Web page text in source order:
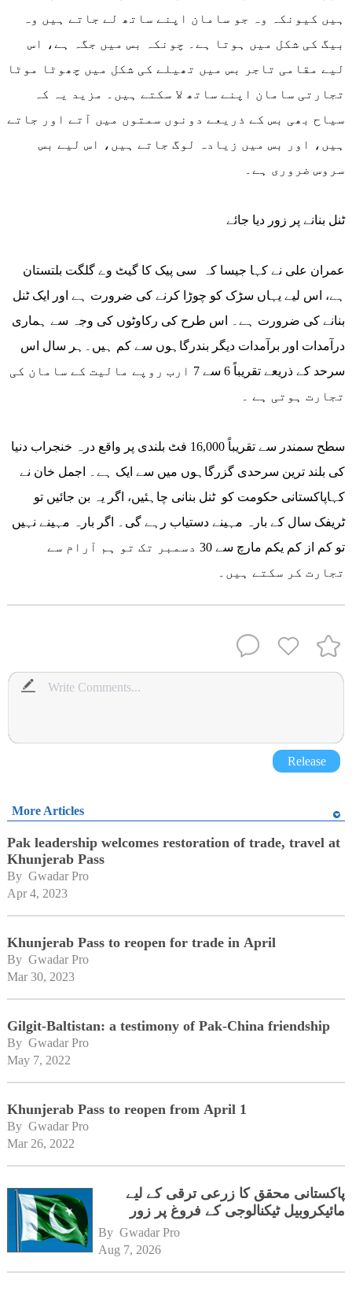
ہیں کیونکہ وہ جو سامان اپنے ساتھ لے جاتے ہیں وہ
بیگ کی شکل میں ہوتا ہے۔ چونکہ بس میں جگہ ہے، اس
لیے مقامی تاجر بس میں تھیلے کی شکل میں چھوٹا موٹا
تجارتی سامان اپنے ساتھ لا سکتے ہیں۔ مزید یہ کہ
سیاح بھی بس کے ذریعے دونوں سمتوں میں آتے اور جاتے
ہیں، اور بس میں زیادہ لوگ جاتے ہیں، اس لیے بس
سروس ضروری ہے۔
ٹنل بنانے پر زور دیا جائے
عمران علی نے کہا جیسا کہ سی پیک کا گیٹ وے گلگت بلتستان
ہے، اس لیے یہاں سڑک کو چوڑا کرنے کی ضرورت ہے اور ایک ٹنل
بنانے کی ضرورت ہے۔ اس طرح کی رکاوٹوں کی وجہ سے ہماری
درآمدات اور برآمدات دیگر بندرگاہوں سے کم ہیں۔ہر سال اس
سرحد کے ذریعے تقریباً 6 سے 7 ارب روپے مالیت کے سامان کی
تجارت ہوتی ہے ۔
سطح سمندر سے تقریباً 16,000 فٹ بلندی پر واقع درہ خنجراب دنیا
کی بلند ترین سرحدی گزرگاہوں میں سے ایک ہے۔ اجمل خان نے
کہاپاکستانی حکومت کو ٹنل بنانی چاہئیں، اگر یہ بن جائیں تو
ٹریفک سال کے بارہ مہینے دستیاب رہے گی۔ اگر بارہ مہینے نہیں
تو کم از کم یکم مارچ سے 30 دسمبر تک تو ہم آرام سے
تجارت کر سکتے ہیں۔
Release
More Articles
Pak leadership welcomes restoration of trade, travel at
Khunjerab Pass
By Gwadar Pro
Apr 4, 2023
Khunjerab Pass to reopen for trade in April
By Gwadar Pro
Mar 30, 2023
Gilgit-Baltistan: a testimony of Pak-China friendship
By Gwadar Pro
May 7, 2022
Khunjerab Pass to reopen from April 1
By Gwadar Pro
Mar 26, 2022
پاکستانی محقق کا زرعی ترقی کے لیے
مائیکروبیل ٹیکنالوجی کے فروغ پر زور
By Gwadar Pro
Aug 7, 2026